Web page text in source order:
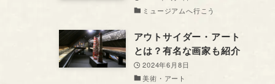
ミュージアムへ行こう
アウトサイダー・アート
とは？有名な画家も紹介
2024年6月8日
美術・アート